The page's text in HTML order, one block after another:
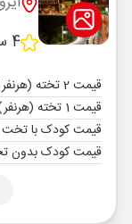
4 ستاره
قیمت 2 تخته (هرنفر)
قیمت 1 تخته (هرنفر)
قیمت کودک با تخت
قیمت کودک بدون